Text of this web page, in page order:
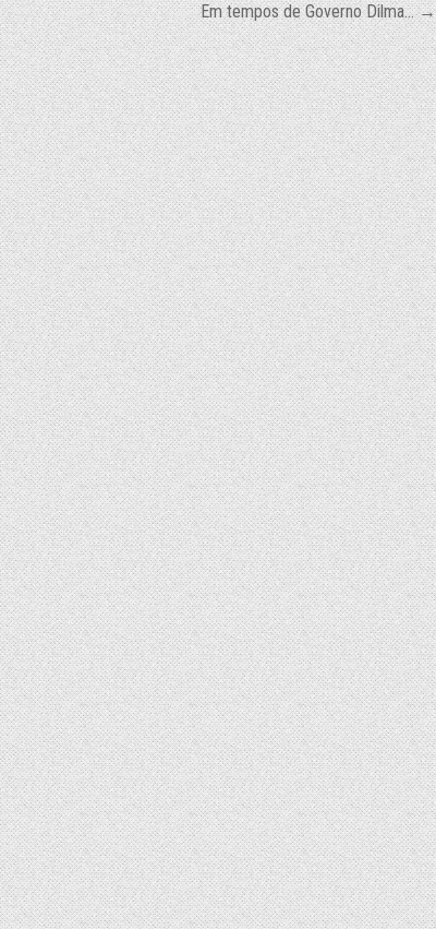
Em tempos de Governo Dilma… →